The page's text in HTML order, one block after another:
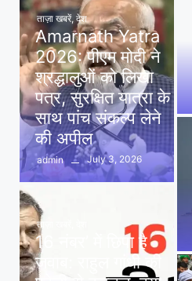
ताज़ा खबरें, देश
Amarnath Yatra
2026: पीएम मोदी ने
श्रद्धालुओं को लिखा
पत्र, सुरक्षित यात्रा के
साथ पांच संकल्प लेने
की अपील
admin July 3, 2026
ताज़ा खबरें
16 नंबर’ में छिपा है
जवाब: राहुल गांधी की